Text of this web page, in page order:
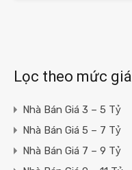
Lọc theo mức giá
Nhà Bán Giá 3 – 5 Tỷ
Nhà Bán Giá 5 – 7 Tỷ
Nhà Bán Giá 7 – 9 Tỷ